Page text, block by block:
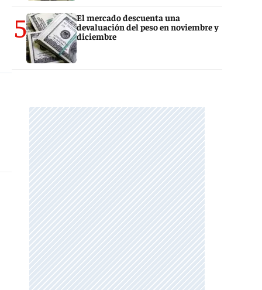
5
El mercado descuenta una
devaluación del peso en noviembre y
diciembre